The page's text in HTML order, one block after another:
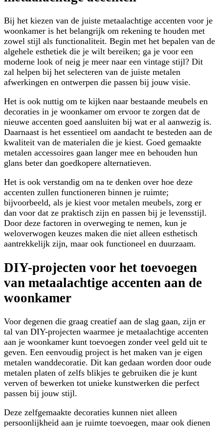
Bij het kiezen van de juiste metaalachtige accenten voor je
woonkamer is het belangrijk om rekening te houden met
zowel stijl als functionaliteit. Begin met het bepalen van de
algehele esthetiek die je wilt bereiken; ga je voor een
moderne look of neig je meer naar een vintage stijl? Dit
zal helpen bij het selecteren van de juiste metalen
afwerkingen en ontwerpen die passen bij jouw visie.
Het is ook nuttig om te kijken naar bestaande meubels en
decoraties in je woonkamer om ervoor te zorgen dat de
nieuwe accenten goed aansluiten bij wat er al aanwezig is.
Daarnaast is het essentieel om aandacht te besteden aan de
kwaliteit van de materialen die je kiest. Goed gemaakte
metalen accessoires gaan langer mee en behouden hun
glans beter dan goedkopere alternatieven.
Het is ook verstandig om na te denken over hoe deze
accenten zullen functioneren binnen je ruimte;
bijvoorbeeld, als je kiest voor metalen meubels, zorg er
dan voor dat ze praktisch zijn en passen bij je levensstijl.
Door deze factoren in overweging te nemen, kun je
weloverwogen keuzes maken die niet alleen esthetisch
aantrekkelijk zijn, maar ook functioneel en duurzaam.
DIY-projecten voor het toevoegen
van metaalachtige accenten aan de
woonkamer
Voor degenen die graag creatief aan de slag gaan, zijn er
tal van DIY-projecten waarmee je metaalachtige accenten
aan je woonkamer kunt toevoegen zonder veel geld uit te
geven. Een eenvoudig project is het maken van je eigen
metalen wanddecoratie. Dit kan gedaan worden door oude
metalen platen of zelfs blikjes te gebruiken die je kunt
verven of bewerken tot unieke kunstwerken die perfect
passen bij jouw stijl.
Deze zelfgemaakte decoraties kunnen niet alleen
persoonlijkheid aan je ruimte toevoegen, maar ook dienen